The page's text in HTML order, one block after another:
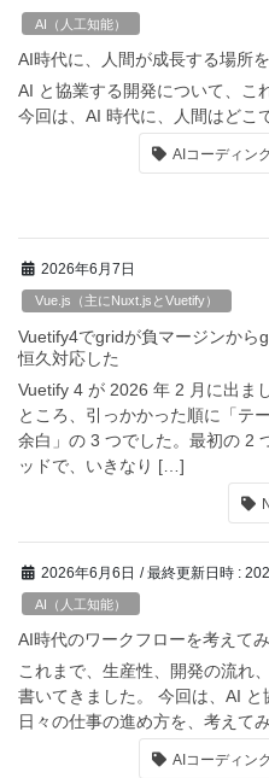
AI（人工知能）
AI時代に、人間が成長する場所
AI と協業する開発について、こ
今回は、AI 時代に、人間はどこ
AIコーディン
2026年6月7日
Vue.js（主にNuxt.jsとVuetify）
Vuetify4でgridが負マージンから
恒久対応した
Vuetify 4 が 2026 年 2 月に出ま
ところ、引っかかった順に「テ
余白」の 3 つでした。最初の 2
ッドで、いきなり […]
2026年6月6日 / 最終更新日時 :
AI（人工知能）
AI時代のワークフローを考えて
これまで、生産性、開発の流れ
書いてきました。 今回は、AI
日々の仕事の進め方を、考えてみ
AIコーディン